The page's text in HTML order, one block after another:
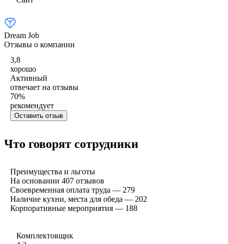
Dream Job
Отзывы о компании
3,8
хорошо
Активный
отвечает на отзывы
70%
рекомендует
Оставить отзыв
Что говорят сотрудники
Преимущества и льготы
На основании 407 отзывов
Своевременная оплата труда — 279
Наличие кухни, места для обеда — 202
Корпоративные мероприятия — 188
Комплектовщик